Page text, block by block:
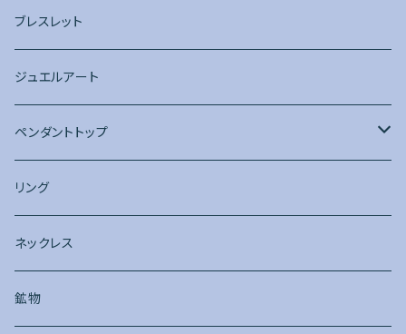
ピアス
ブレスレット
ジュエルアート
ペンダントトップ
ワイヤー加工
リング
ネックレス
鉱物